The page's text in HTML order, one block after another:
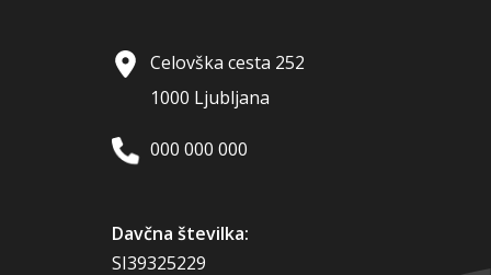
Celovška cesta 252
1000 Ljubljana
000 000 000
Davčna številka:
SI39325229